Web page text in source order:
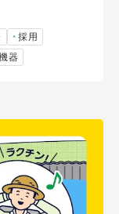
採用
器